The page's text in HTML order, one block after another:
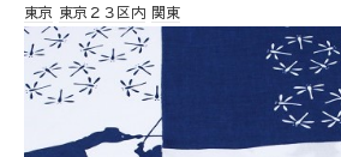
東京 東京２３区内 関東